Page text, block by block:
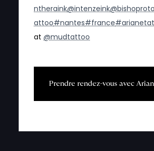
ntheraink@intenzeink
attoo#nantes#france
at@mudtattoo
Prendre rendez-vous avec Arian